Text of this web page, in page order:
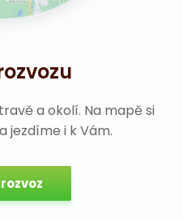
a okolí. Na mapě si
jezdíme i k Vám.